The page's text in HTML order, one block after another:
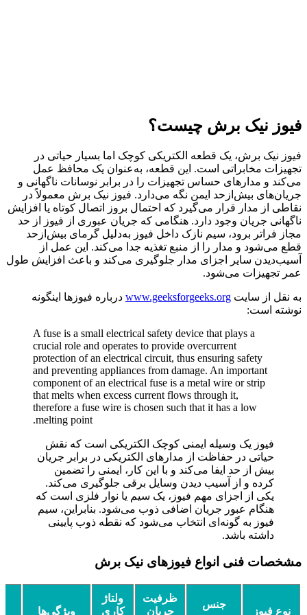
فیوز نیک برش چیست؟
فیوز نیک برش، یک قطعه الکتریکی کوچک اما بسیار حیاتی در
تجهیزات مخابراتی است. این قطعه، به‌عنوان یک محافظ عمل
می‌کند و مدارهای حساس تجهیزات را در برابر نوسانات ناگهانی و
جریان‌های بیش‌ازحد ایمن نگه می‌دارد. فیوز نیک برش معمولاً در
نقاطی از مدار قرار می‌گیرد که احتمال بروز اتصال کوتاه یا افزایش
ناگهانی جریان وجود دارد. هنگامی که جریان عبوری از فیوز از حد
مجاز فراتر برود، سیم نازک داخل فیوز به‌دلیل گرمای بیش‌ازحد
قطع می‌شود و مدار را از منبع تغذیه جدا می‌کند. این عمل از
آسیب‌دیدن سایر اجزای مدار جلوگیری می‌کند و باعث افزایش طول
عمر تجهیزات می‌شود.
به نقل از سایت www.geeksforgeeks.org درباره فیوزها اینگونه
نوشته است:
A fuse is a small electrical safety device that plays a
crucial role and operates to provide overcurrent
protection of an electrical circuit, thus ensuring safety
and preventing appliances from damage. An important
component of an electrical fuse is a metal wire or strip
that melts when excess current flows through it,
therefore a fuse wire is chosen such that it has a low
melting point.
فیوز یک وسیله ایمنی کوچک الکتریکی است که نقش
حیاتی در حفاظت از مدارهای الکتریکی در برابر جریان
بیش از حد ایفا می‌کند و با این کار، ایمنی را تضمین
کرده و از آسیب دیدن وسایل برقی جلوگیری می‌کند.
یکی از اجزای مهم فیوز، یک سیم یا نوار فلزی است که
هنگام عبور جریان اضافی ذوب می‌شود. بنابراین، سیم
فیوز به گونه‌ای انتخاب می‌شود که نقطه ذوب پایینی
داشته باشد.
مشخصات فنی انواع فیوزهای نیک برش
نوع فیوز
جنس
ظرفیت
جریان
ولتاژ
کاری
ویژگی‌ها